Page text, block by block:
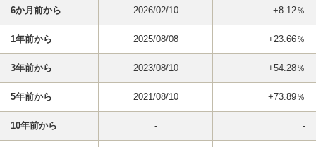
6か月前から 2026/02/10 +8.12％
1年前から 2025/08/08 +23.66％
3年前から 2023/08/10 +54.28％
5年前から 2021/08/10 +73.89％
10年前から - -